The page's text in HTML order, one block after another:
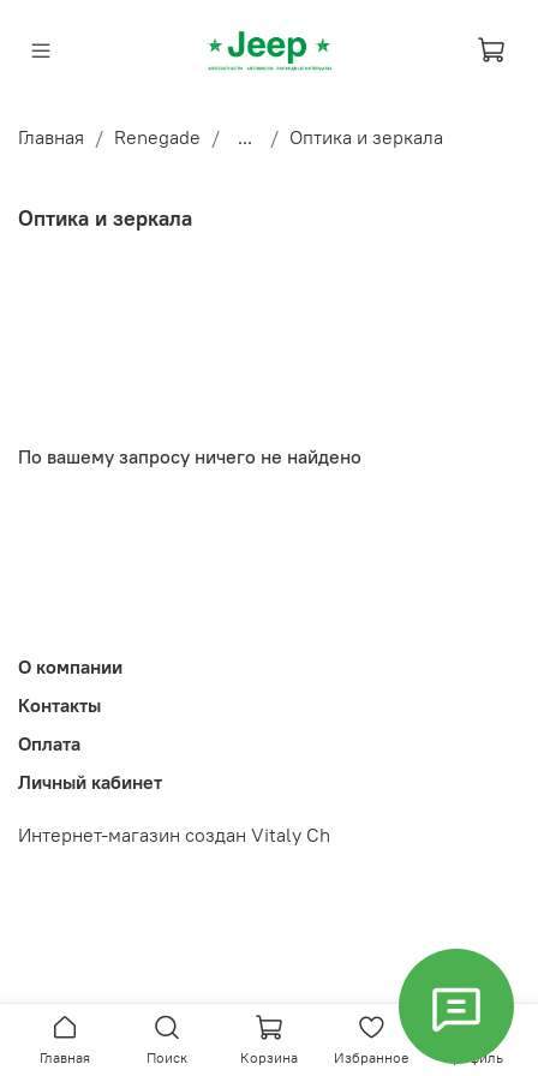
Главная Renegade ... Оптика и зеркала
Оптика и зеркала
По вашему запросу ничего не найдено
О компании
Контакты
Оплата
Личный кабинет
Интернет-магазин создан Vitaly Ch
Главная Поиск Корзина Избранное Профиль